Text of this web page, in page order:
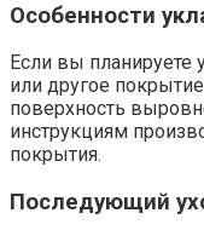
Особенности
Если вы планируете
или другое
поверхность
инструкциям
покрытия.​
Последующий